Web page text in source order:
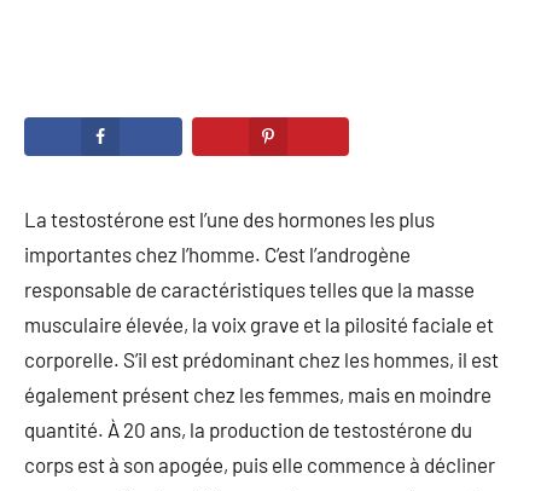
La testostérone est l’une des hormones les plus
importantes chez l’homme. C’est l’androgène
responsable de caractéristiques telles que la masse
musculaire élevée, la voix grave et la pilosité faciale et
corporelle. S’il est prédominant chez les hommes, il est
également présent chez les femmes, mais en moindre
quantité. À 20 ans, la production de testostérone du
corps est à son apogée, puis elle commence à décliner